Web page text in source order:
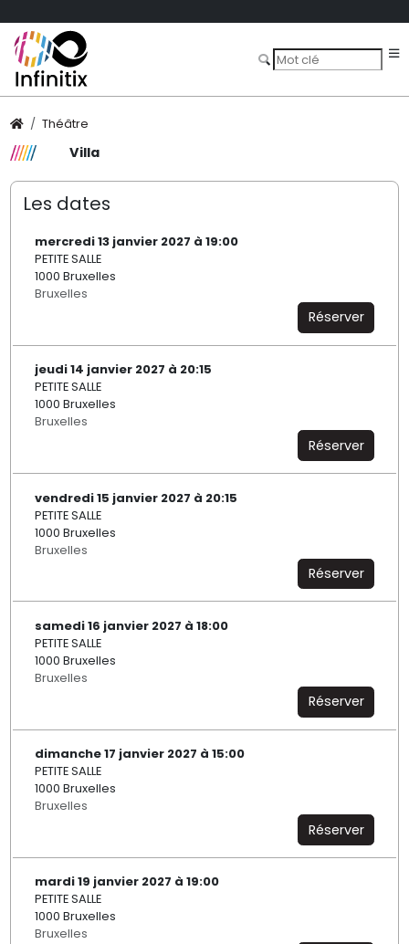
Théâtre
Villa
Les dates
mercredi 13 janvier 2027 à 19:00
PETITE SALLE
1000 Bruxelles
Bruxelles
Réserver
jeudi 14 janvier 2027 à 20:15
PETITE SALLE
1000 Bruxelles
Bruxelles
Réserver
vendredi 15 janvier 2027 à 20:15
PETITE SALLE
1000 Bruxelles
Bruxelles
Réserver
samedi 16 janvier 2027 à 18:00
PETITE SALLE
1000 Bruxelles
Bruxelles
Réserver
dimanche 17 janvier 2027 à 15:00
PETITE SALLE
1000 Bruxelles
Bruxelles
Réserver
mardi 19 janvier 2027 à 19:00
PETITE SALLE
1000 Bruxelles
Bruxelles